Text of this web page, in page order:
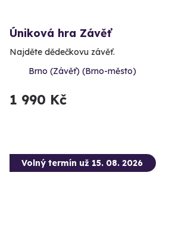
Úniková hra Závěť
Najděte dědečkovu závěť.
Brno (Závěť) (Brno-město)
1 990 Kč
Volný termín už 15. 08. 2026